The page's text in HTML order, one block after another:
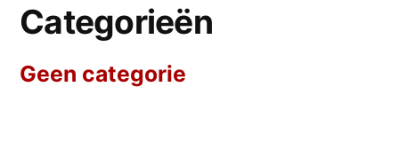
Categorieën
Geen categorie